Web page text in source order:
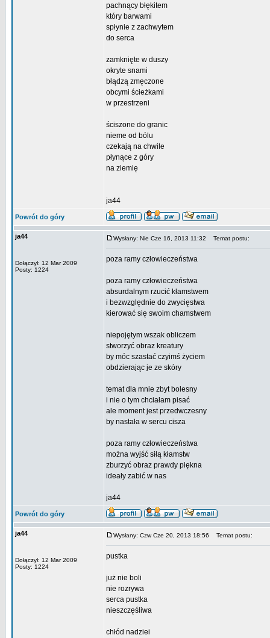
pachnący błękitem
który barwami
spłynie z zachwytem
do serca
zamknięte w duszy
okryte snami
błądzą zmęczone
obcymi ścieżkami
w przestrzeni
ściszone do granic
nieme od bólu
czekają na chwile
płynące z góry
na ziemię
ja44
Powrót do góry
ja44
Dołączył: 12 Mar 2009
Posty: 1224
Wysłany: Nie Cze 16, 2013 11:32 Temat postu:
poza ramy człowieczeństwa
poza ramy człowieczeństwa
absurdalnym rzucić kłamstwem
i bezwzględnie do zwycięstwa
kierować się swoim chamstwem
niepojętym wszak obliczem
stworzyć obraz kreatury
by móc szastać czyimś życiem
obdzierając je ze skóry
temat dla mnie zbyt bolesny
i nie o tym chciałam pisać
ale moment jest przedwczesny
by nastała w sercu cisza
poza ramy człowieczeństwa
można wyjść siłą kłamstw
zburzyć obraz prawdy piękna
ideały zabić w nas
ja44
Powrót do góry
ja44
Dołączył: 12 Mar 2009
Posty: 1224
Wysłany: Czw Cze 20, 2013 18:56 Temat postu:
pustka
już nie boli
nie rozrywa
serca pustka
nieszczęśliwa
chłód nadziei